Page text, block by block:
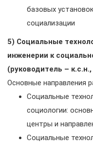
базовых
социализации
5) Социальные
инженерии к
(руководитель –
Основные направления
Социальные
социологии:
центры и
Социальные